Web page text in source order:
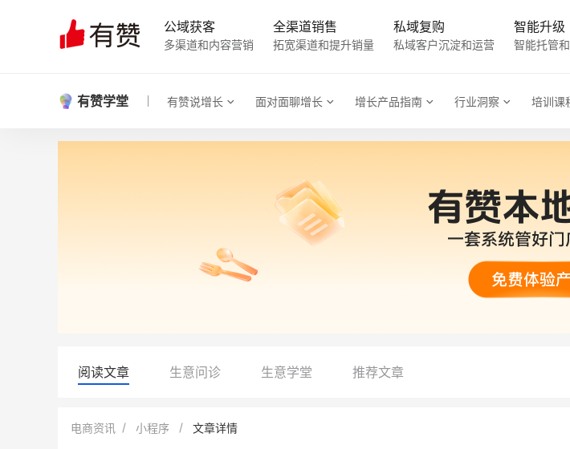
公域获客
多渠道和内容营销
全渠道销售
拓宽渠道和提升销量
私域复购
私域客户沉淀和运营
智能升级
智能托管
有赞学堂 有赞说增长 面对面聊增长 增长产品指南 行业洞察 培训课
阅读文章 生意问诊 生意学堂 推荐文章
电商资讯 小程序 文章详情
小鹿蓝蓝会员
BEIESTATE贝易品牌